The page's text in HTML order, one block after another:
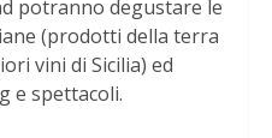
potranno degustare le
(prodotti della terra
vini di Sicilia) ed
e spettacoli.